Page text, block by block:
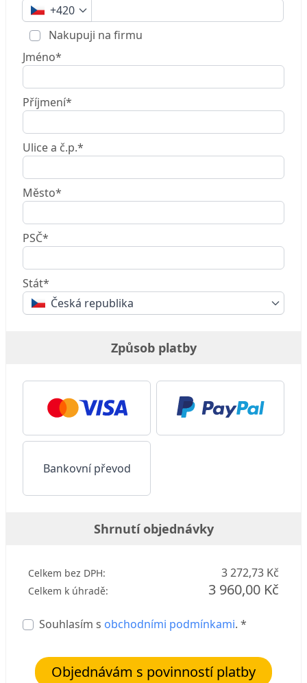
+420
Nakupuji na firmu
Jméno*
Příjmení*
Ulice a č.p.*
Město*
PSČ*
Stát*
Česká republika
Způsob platby
Bankovní převod
Shrnutí objednávky
Celkem bez DPH: 3 272,73 Kč
Celkem k úhradě: 3 960,00 Kč
Souhlasím s obchodními podmínkami. *
Objednávám s povinností platby